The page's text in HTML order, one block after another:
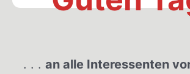
. . . an alle Interessenten